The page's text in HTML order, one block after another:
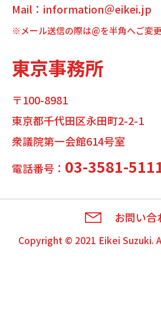
Mail：information＠eikei.jp
※メール送信の際は@を半角へご変
東京事務所
〒100-8981
東京都千代田区永田町2-2-1
衆議院第一会館614号室
電話番号： 03-3581-
お問い合
Copyright © 2021 Eikei Suzuki.